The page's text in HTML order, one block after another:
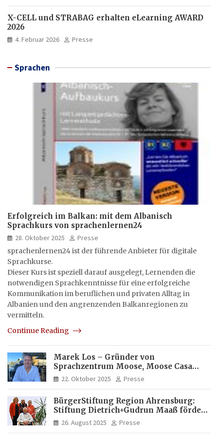
X-CELL und STRABAG erhalten eLearning AWARD
2026
4. Februar 2026 Presse
Sprachen
Erfolgreich im Balkan: mit dem Albanisch
Sprachkurs von sprachenlernen24
28. Oktober 2025
Presse
sprachenlernen24 ist der führende Anbieter für digitale
Sprachkurse.
Dieser Kurs ist speziell darauf ausgelegt, Lernenden die
notwendigen Sprachkenntnisse für eine erfolgreiche
Kommunikation im beruflichen und privaten Alltag in
Albanien und den angrenzenden Balkanregionen zu
vermitteln.
Continue Reading
Marek Los – Gründer von
Sprachzentrum Moose, Moose Casa
Italia und Apartamento Brasil |
Internationaler Experte für Bildung
22. Oktober 2025 Presse
BürgerStiftung Region Ahrensburg:
Stiftung Dietrich+Gudrun Maaß fördert
Deutschkenntnisse von Frauen
26. August 2025 Presse